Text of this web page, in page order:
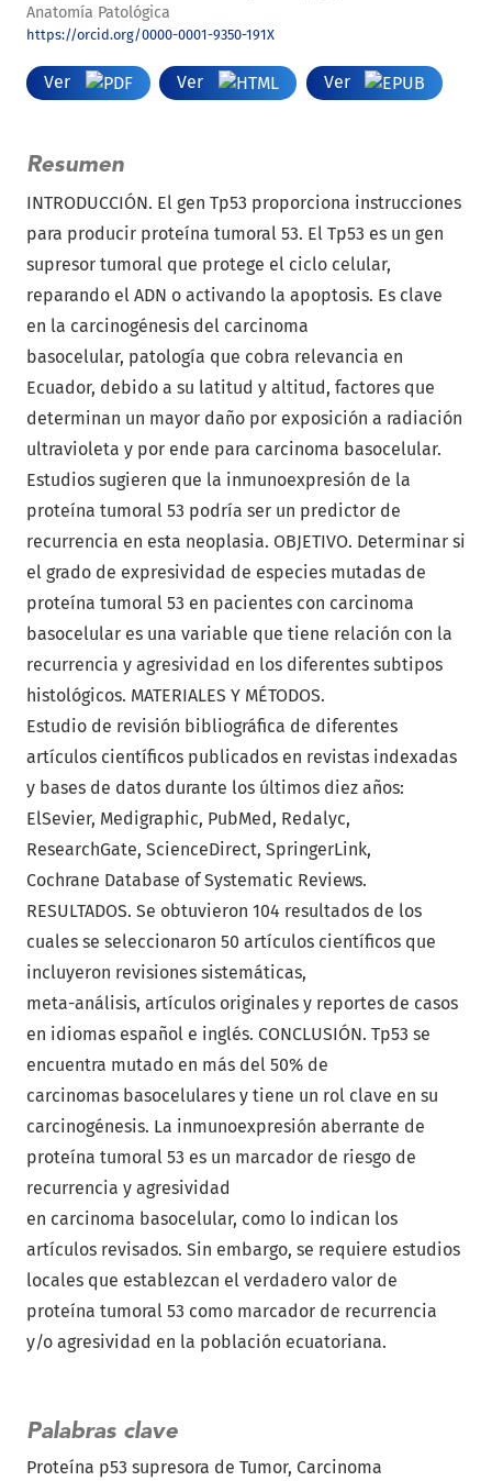
Anatomía Patológica
https://orcid.org/0000-0001-9350-191X
Ver Ver Ver
Palabras clave
Proteína p53 supresora de Tumor Carcinoma
Resumen
INTRODUCCIÓN. El gen Tp53 proporciona instrucciones
para producir proteína tumoral 53. El Tp53 es un gen
supresor tumoral que protege el ciclo celular,
reparando el ADN o activando la apoptosis. Es clave
en la carcinogénesis del carcinoma
basocelular, patología que cobra relevancia en
Ecuador, debido a su latitud y altitud, factores que
determinan un mayor daño por exposición a radiación
ultravioleta y por ende para carcinoma basocelular.
Estudios sugieren que la inmunoexpresión de la
proteína tumoral 53 podría ser un predictor de
recurrencia en esta neoplasia. OBJETIVO. Determinar si
el grado de expresividad de especies mutadas de
proteína tumoral 53 en pacientes con carcinoma
basocelular es una variable que tiene relación con la
recurrencia y agresividad en los diferentes subtipos
histológicos. MATERIALES Y MÉTODOS.
Estudio de revisión bibliográfica de diferentes
artículos científicos publicados en revistas indexadas
y bases de datos durante los últimos diez años:
ElSevier, Medigraphic, PubMed, Redalyc,
ResearchGate, ScienceDirect, SpringerLink,
Cochrane Database of Systematic Reviews.
RESULTADOS. Se obtuvieron 104 resultados de los
cuales se seleccionaron 50 artículos científicos que
incluyeron revisiones sistemáticas,
meta-análisis, artículos originales y reportes de casos
en idiomas español e inglés. CONCLUSIÓN. Tp53 se
encuentra mutado en más del 50% de
carcinomas basocelulares y tiene un rol clave en su
carcinogénesis. La inmunoexpresión aberrante de
proteína tumoral 53 es un marcador de riesgo de
recurrencia y agresividad
en carcinoma basocelular, como lo indican los
artículos revisados. Sin embargo, se requiere estudios
locales que establezcan el verdadero valor de
proteína tumoral 53 como marcador de recurrencia
y/o agresividad en la población ecuatoriana.